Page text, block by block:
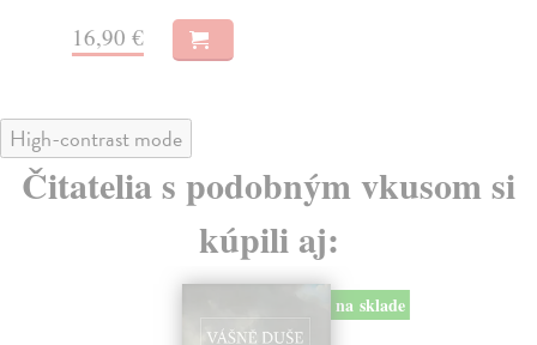
16,90 €
High-contrast mode
Čitatelia s podobným vkusom si
kúpili aj:
na sklade